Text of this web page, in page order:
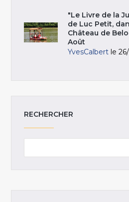
"Le Livre de la
de Luc Petit,
Château de
Août
YvesCalbert le
RECHERCHER